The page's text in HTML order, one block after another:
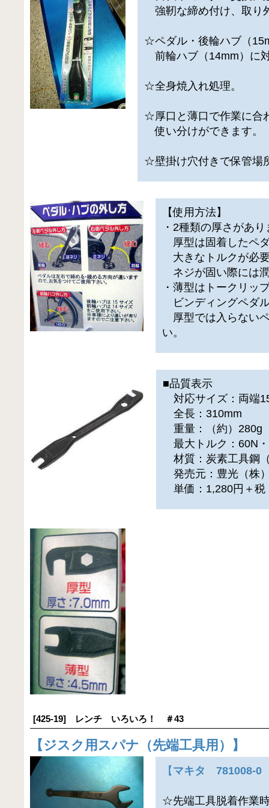
強靭な締め付け、取り
☆ペダル・後輪ハブ（
前輪ハブ（14mm）に
☆全身焼入れ処理。
☆厚口と薄口で作業に合
使い分けができます。
☆壁掛け穴付きで保管場
【使用方法】
・2種類の厚さがあ
厚型は固着したペ
大きなトルクが必
ネジが固い際には
・薄型はトークリッ
ビンディングペダ
厚型では入らない
い。
■品質表示
対応サイズ：両端
全長：310mm
重量：（約）280g
最大トルク：60N
材質：炭素工具鋼
発売元：豊光（株
単価：1,280円＋税
[425-19] レンチ いろいろ！ ＃43
【 ジスク用スパナ（先端工具用） 】
【 マキタ 781008-0
☆先端工具脱着作業